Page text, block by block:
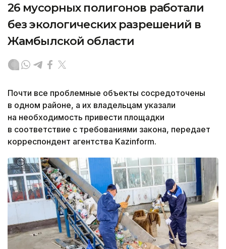
26 мусорных полигонов работали
без экологических разрешений в
Жамбылской области
Почти все проблемные объекты сосредоточены
в одном районе, а их владельцам указали
на необходимость привести площадки
в соответствие с требованиями закона, передает
корреспондент агентства Kazinform.